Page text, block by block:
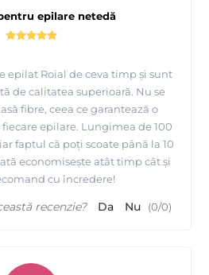
epilare netedă
epilat Roial de ceva timp și sunt
de calitatea superioară. Nu se
fibre, ceea ce garantează o
epilare. Lungimea de 100
faptul că poți scoate până la 10
economisește atât timp cât și
cu încredere!
recenzie? Da Nu (0/0)